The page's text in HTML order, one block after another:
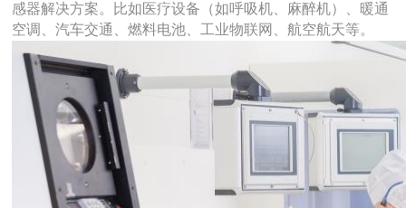
感器解决方案。比如医疗设备（如呼吸机、麻醉机）、暖通
空调、汽车交通、燃料电池、工业物联网、航空航天等。